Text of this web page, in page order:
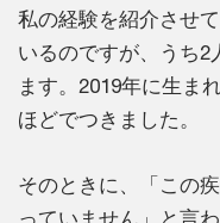
私の経験を紹介させ
いるのですが、うち2
ます。2019年に生ま
ほどでつきました。
そのときに、「この